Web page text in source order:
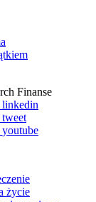
Finanse
linkedin
tweet
youtube
życie